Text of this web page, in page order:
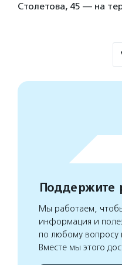
Столетова, 45 — на
Поддержите
Мы работаем,
информация и
по любому вопросу
Вместе мы этого